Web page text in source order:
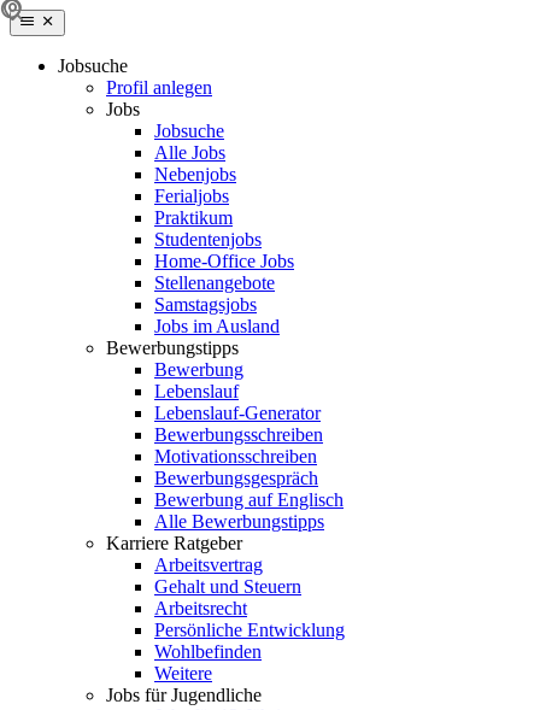
Jobsuche
Profil anlegen
Jobs
Jobsuche
Alle Jobs
Nebenjobs
Ferialjobs
Praktikum
Studentenjobs
Home-Office Jobs
Stellenangebote
Samstagsjobs
Jobs im Ausland
Bewerbungstipps
Bewerbung
Lebenslauf
Lebenslauf-Generator
Bewerbungsschreiben
Motivationsschreiben
Bewerbungsgespräch
Bewerbung auf Englisch
Alle Bewerbungstipps
Karriere Ratgeber
Arbeitsvertrag
Gehalt und Steuern
Arbeitsrecht
Persönliche Entwicklung
Wohlbefinden
Weitere
Jobs für Jugendliche